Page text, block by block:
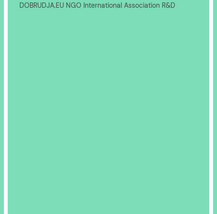
DOBRUDJA.EU NGO International Association R&D